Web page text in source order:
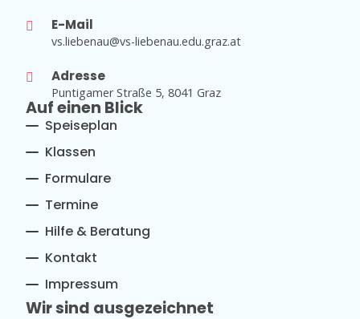
E-Mail
vs.liebenau@vs-liebenau.edu.graz.at
Adresse
Puntigamer Straße 5, 8041 Graz
Auf einen Blick
Speiseplan
Klassen
Formulare
Termine
Hilfe & Beratung
Kontakt
Impressum
Wir sind ausgezeichnet